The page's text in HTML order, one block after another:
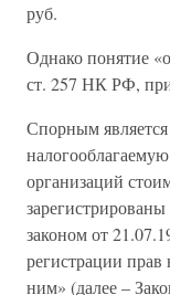
руб.
Однако понятие
ст. 257 НК РФ,
Спорным
организаций
законом от
регистрации
ним» (далее –